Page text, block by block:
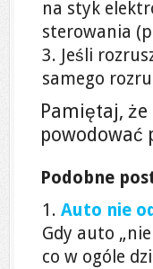
na styk
sterowania
Jeśli
samego
Pamiętaj,
powodować
Podobne
Auto nie
Gdy auto
co w ogóle